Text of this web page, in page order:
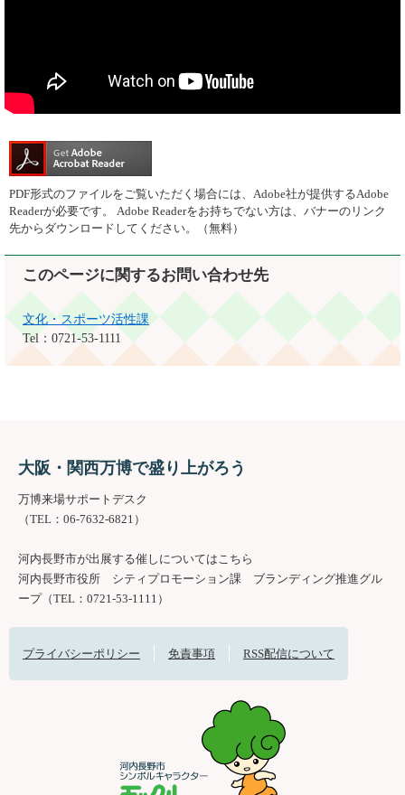
PDF形式のファイルをご覧いただく場合には、Adobe社が提供するAdobe
Readerが必要です。
Adobe Readerをお持ちでない方は、バナーのリンク
先からダウンロードしてください。（無料）
このページに関するお問い合わせ先
文化・スポーツ活性課
Tel：0721-53-1111
大阪・関西万博で盛り上がろう
万博来場サポートデスク
（TEL：06-7632-6821）
河内長野市が出展する催しについてはこちら
河内長野市役所 シティプロモーション課 ブランディング推進グル
ープ（TEL：0721-53-1111）
プライバシーポリシー 免責事項 RSS配信について